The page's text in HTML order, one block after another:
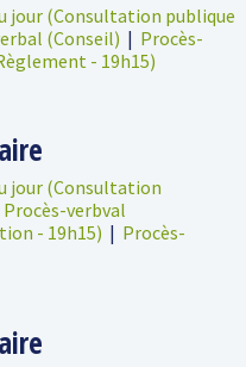
jour (Consultation publique
(Conseil) | Procès-
- 19h15)
jour (Consultation
Procès-verbval
- 19h15) | Procès-